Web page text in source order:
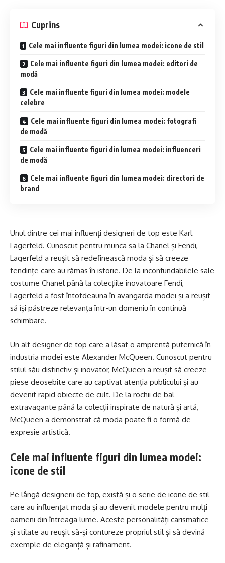
Cuprins
Cele mai influente figuri din lumea modei: icone de stil
Cele mai influente figuri din lumea modei: editori de
modă
Cele mai influente figuri din lumea modei: modele
celebre
Cele mai influente figuri din lumea modei: fotografi
de modă
Cele mai influente figuri din lumea modei: influenceri
de modă
Cele mai influente figuri din lumea modei: directori de
brand
Unul dintre cei mai influenți designeri de top este Karl
Lagerfeld. Cunoscut pentru munca sa la Chanel și Fendi,
Lagerfeld a reușit să redefinească moda și să creeze
tendințe care au rămas în istorie. De la inconfundabilele sale
costume Chanel până la colecțiile inovatoare Fendi,
Lagerfeld a fost întotdeauna în avangarda modei și a reușit
să își păstreze relevanța într-un domeniu în continuă
schimbare.
Un alt designer de top care a lăsat o amprentă puternică în
industria modei este Alexander McQueen. Cunoscut pentru
stilul său distinctiv și inovator, McQueen a reușit să creeze
piese deosebite care au captivat atenția publicului și au
devenit rapid obiecte de cult. De la rochii de bal
extravagante până la colecții inspirate de natură și artă,
McQueen a demonstrat că moda poate fi o formă de
expresie artistică.
Cele mai influente figuri din lumea modei:
icone de stil
Pe lângă designerii de top, există și o serie de icone de stil
care au influențat moda și au devenit modele pentru mulți
oameni din întreaga lume. Aceste personalități carismatice
și stilate au reușit să-și contureze propriul stil și să devină
exemple de eleganță și rafinament.